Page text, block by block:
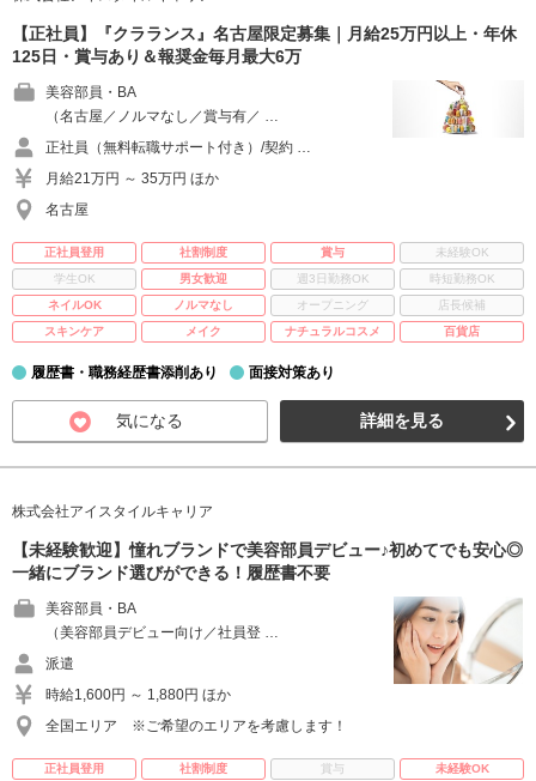
【正社員】『クラランス』名古屋限定募集｜月給25万円以上・年休
125日・賞与あり＆報奨金毎月最大6万
美容部員・BA
（名古屋／ノルマなし／賞与有／ …
正社員（無料転職サポート付き）/契約 …
月給21万円 ～ 35万円 ほか
名古屋
正社員登用 社割制度 賞与
未経験OK
学生OK
男女歓迎 週3日勤務OK
時短勤務OK
ネイルOK
ノルマなし オープニング
店長候補
スキンケア
メイク ナチュラルコスメ 百貨店
履歴書・職務経歴書添削あり 面接対策あり
気になる 詳細を見る
株式会社アイスタイルキャリア
【未経験歓迎】憧れブランドで美容部員デビュー♪初めてでも安心◎
一緒にブランド選びができる！履歴書不要
美容部員・BA
（美容部員デビュー向け／社員登 …
派遣
時給1,600円 ～ 1,880円 ほか
全国エリア ※ご希望のエリアを考慮します！
正社員登用 社割制度 賞与
未経験OK